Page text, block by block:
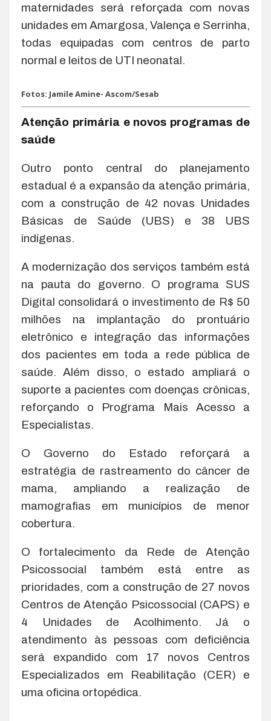
maternidades será reforçada com novas
unidades em Amargosa, Valença e Serrinha,
todas equipadas com centros de parto
normal e leitos de UTI neonatal.
Fotos: Jamile Amine- Ascom/Sesab
Atenção primária e novos programas de
saúde
Outro ponto central do planejamento
estadual é a expansão da atenção primária,
com a construção de 42 novas Unidades
Básicas de Saúde (UBS) e 38 UBS
indígenas.
A modernização dos serviços também está
na pauta do governo. O programa SUS
Digital consolidará o investimento de R$ 50
milhões na implantação do prontuário
eletrônico e integração das informações
dos pacientes em toda a rede pública de
saúde. Além disso, o estado ampliará o
suporte a pacientes com doenças crônicas,
reforçando o Programa Mais Acesso a
Especialistas.
O Governo do Estado reforçará a
estratégia de rastreamento do câncer de
mama, ampliando a realização de
mamografias em municípios de menor
cobertura.
O fortalecimento da Rede de Atenção
Psicossocial também está entre as
prioridades, com a construção de 27 novos
Centros de Atenção Psicossocial (CAPS) e
4 Unidades de Acolhimento. Já o
atendimento às pessoas com deficiência
será expandido com 17 novos Centros
Especializados em Reabilitação (CER) e
uma oficina ortopédica.